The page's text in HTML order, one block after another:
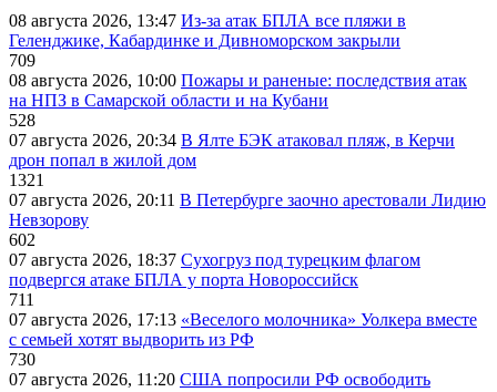
08 августа 2026, 13:47 Из-за атак БПЛА все пляжи в
Геленджике, Кабардинке и Дивноморском закрыли
709
08 августа 2026, 10:00 Пожары и раненые: последствия атак
на НПЗ в Самарской области и на Кубани
528
07 августа 2026, 20:34 В Ялте БЭК атаковал пляж, в Керчи
дрон попал в жилой дом
1321
07 августа 2026, 20:11 В Петербурге заочно арестовали Лидию
Невзорову
602
07 августа 2026, 18:37 Сухогруз под турецким флагом
подвергся атаке БПЛА у порта Новороссийск
711
07 августа 2026, 17:13 «Веселого молочника» Уолкера вместе
с семьей хотят выдворить из РФ
730
07 августа 2026, 11:20 США попросили РФ освободить